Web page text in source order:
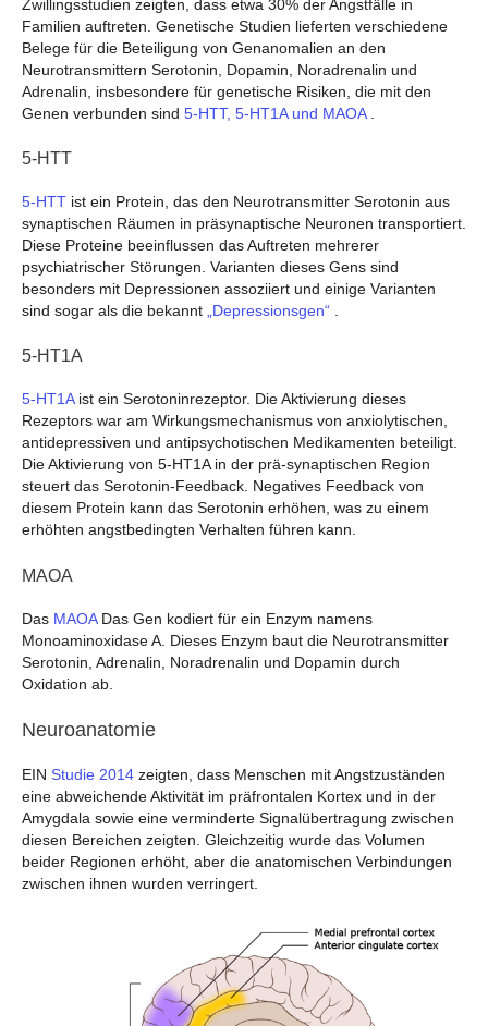
Zwillingsstudien zeigten, dass etwa 30% der Angstfälle in
Familien auftreten. Genetische Studien lieferten verschiedene
Belege für die Beteiligung von Genanomalien an den
Neurotransmittern Serotonin, Dopamin, Noradrenalin und
Adrenalin, insbesondere für genetische Risiken, die mit den
Genen verbunden sind 5-HTT, 5-HT1A und MAOA.
5-HTT
5-HTT ist ein Protein, das den Neurotransmitter Serotonin aus
synaptischen Räumen in präsynaptische Neuronen transportiert.
Diese Proteine beeinflussen das Auftreten mehrerer
psychiatrischer Störungen. Varianten dieses Gens sind
besonders mit Depressionen assoziiert und einige Varianten
sind sogar als die bekannt „Depressionsgen“
5-HT1A
5-HT1Aist ein Serotoninrezeptor. Die Aktivierung dieses
Rezeptors war am Wirkungsmechanismus von anxiolytischen,
antidepressiven und antipsychotischen Medikamenten beteiligt.
Die Aktivierung von 5-HT1A in der prä-synaptischen Region
steuert das Serotonin-Feedback. Negatives Feedback von
diesem Protein kann das Serotonin erhöhen, was zu einem
erhöhten angstbedingten Verhalten führen kann.
MAOA
Das MAOADas Gen kodiert für ein Enzym namens
Monoaminoxidase A. Dieses Enzym baut die Neurotransmitter
Serotonin, Adrenalin, Noradrenalin und Dopamin durch
Oxidation ab.
Neuroanatomie
EIN Studie 2014 zeigten, dass Menschen mit Angstzuständen
eine abweichende Aktivität im präfrontalen Kortex und in der
Amygdala sowie eine verminderte Signalübertragung zwischen
diesen Bereichen zeigten. Gleichzeitig wurde das Volumen
beider Regionen erhöht, aber die anatomischen Verbindungen
zwischen ihnen wurden verringert.